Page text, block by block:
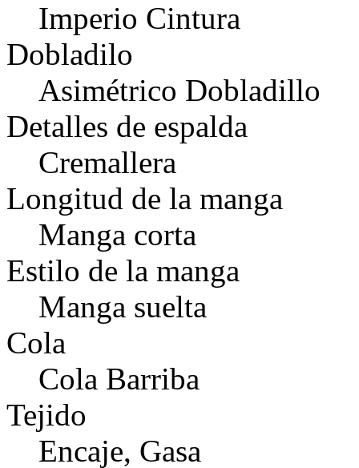
Imperio Cintura
Dobladilo
Asimétrico Dobladillo
Detalles de espalda
Cremallera
Longitud de la manga
Manga corta
Estilo de la manga
Manga suelta
Cola
Cola Barriba
Tejido
Encaje, Gasa